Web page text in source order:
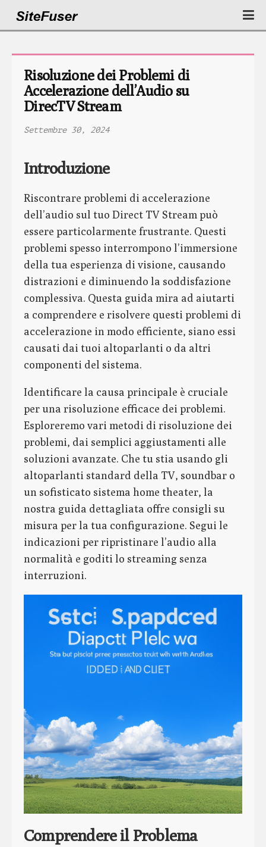
Risoluzione dei Problemi di
Accelerazione dell’Audio su
DirecTV Stream
Settembre 30, 2024
Introduzione
Riscontrare problemi di accelerazione
dell’audio sul tuo Direct TV Stream può
essere particolarmente frustrante. Questi
problemi spesso interrompono l’immersione
della tua esperienza di visione, causando
distrazioni e diminuendo la soddisfazione
complessiva. Questa guida mira ad aiutarti
a comprendere e risolvere questi problemi di
accelerazione in modo efficiente, siano essi
causati dai tuoi altoparlanti o da altri
componenti del sistema.
Identificare la causa principale è cruciale
per una risoluzione efficace dei problemi.
Esploreremo vari metodi di risoluzione dei
problemi, dai semplici aggiustamenti alle
soluzioni avanzate. Che tu stia usando gli
altoparlanti standard della TV, soundbar o
un sofisticato sistema home theater, la
nostra guida dettagliata offre consigli su
misura per la tua configurazione. Segui le
indicazioni per ripristinare l’audio alla
normalità e goditi lo streaming senza
interruzioni.
Comprendere il Problema